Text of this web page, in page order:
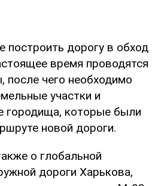
построить дорогу в обход
время проводятся
после чего необходимо
участки и
городища, которые были
новой дороги.
о глобальной
дороги Харькова,